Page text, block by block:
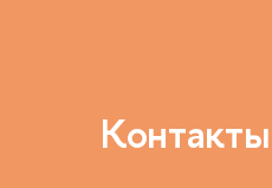
Контакты